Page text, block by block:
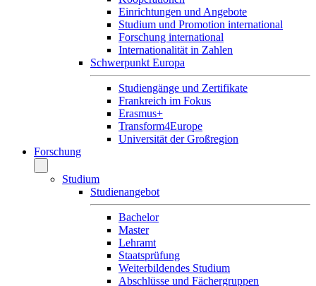
Einrichtungen und Angebote
Studium und Promotion international
Forschung international
Internationalität in Zahlen
Schwerpunkt Europa
Studiengänge und Zertifikate
Frankreich im Fokus
Erasmus+
Transform4Europe
Universität der Großregion
Forschung
Studium
Studienangebot
Bachelor
Master
Lehramt
Staatsprüfung
Weiterbildendes Studium
Abschlüsse und Fächergruppen